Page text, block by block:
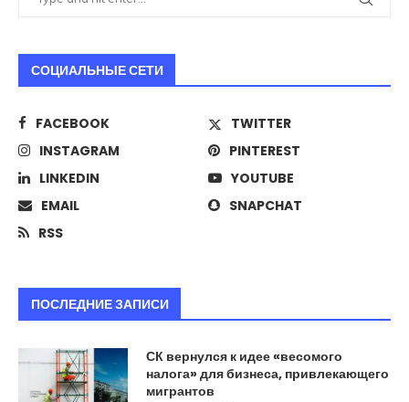
СОЦИАЛЬНЫЕ СЕТИ
FACEBOOK
TWITTER
INSTAGRAM
PINTEREST
LINKEDIN
YOUTUBE
EMAIL
SNAPCHAT
RSS
ПОСЛЕДНИЕ ЗАПИСИ
СК вернулся к идее «весомого
налога» для бизнеса, привлекающего
мигрантов